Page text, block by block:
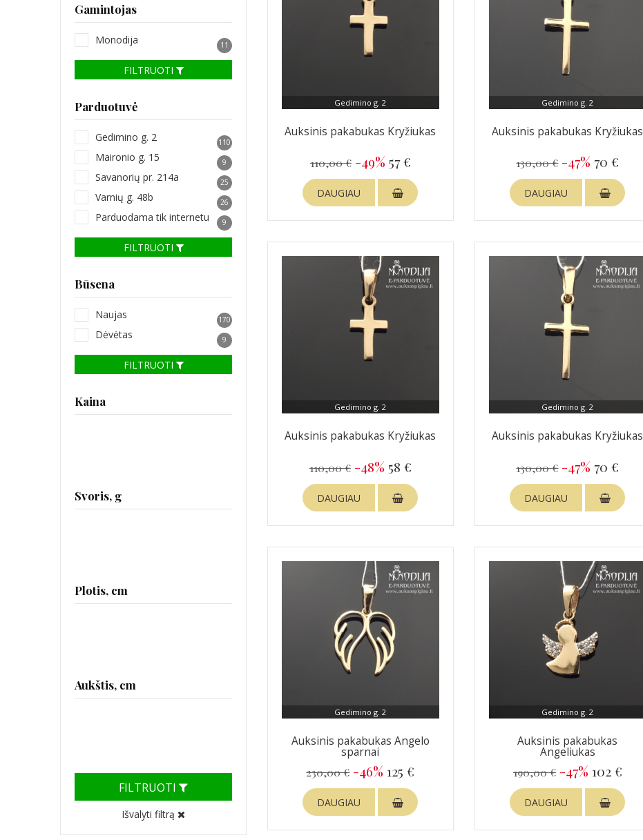
Gamintojas
Monodija 11
FILTRUOTI
Parduotuvė
Gedimino g. 2 110
Maironio g. 15 9
Savanorių pr. 214a 25
Varnių g. 48b 26
Parduodama tik internetu 9
FILTRUOTI
Būsena
Naujas 170
Dėvėtas 9
FILTRUOTI
Kaina
Svoris, g
Plotis, cm
Aukštis, cm
FILTRUOTI
Išvalyti filtrą
Gedimino g. 2
Auksinis pakabukas Kryžiukas
110,00 € -49% 57 €
DAUGIAU
Gedimino g. 2
Auksinis pakabukas Kryžiukas
130,00 € -47% 70 €
DAUGIAU
Gedimino g. 2
Auksinis pakabukas Kryžiukas
110,00 € -48% 58 €
DAUGIAU
Gedimino g. 2
Auksinis pakabukas Kryžiukas
130,00 € -47% 70 €
DAUGIAU
Gedimino g. 2
Auksinis pakabukas Angelo
sparnai
230,00 € -46% 125 €
DAUGIAU
Gedimino g. 2
Auksinis pakabukas
Angeliukas
190,00 € -47% 102 €
DAUGIAU